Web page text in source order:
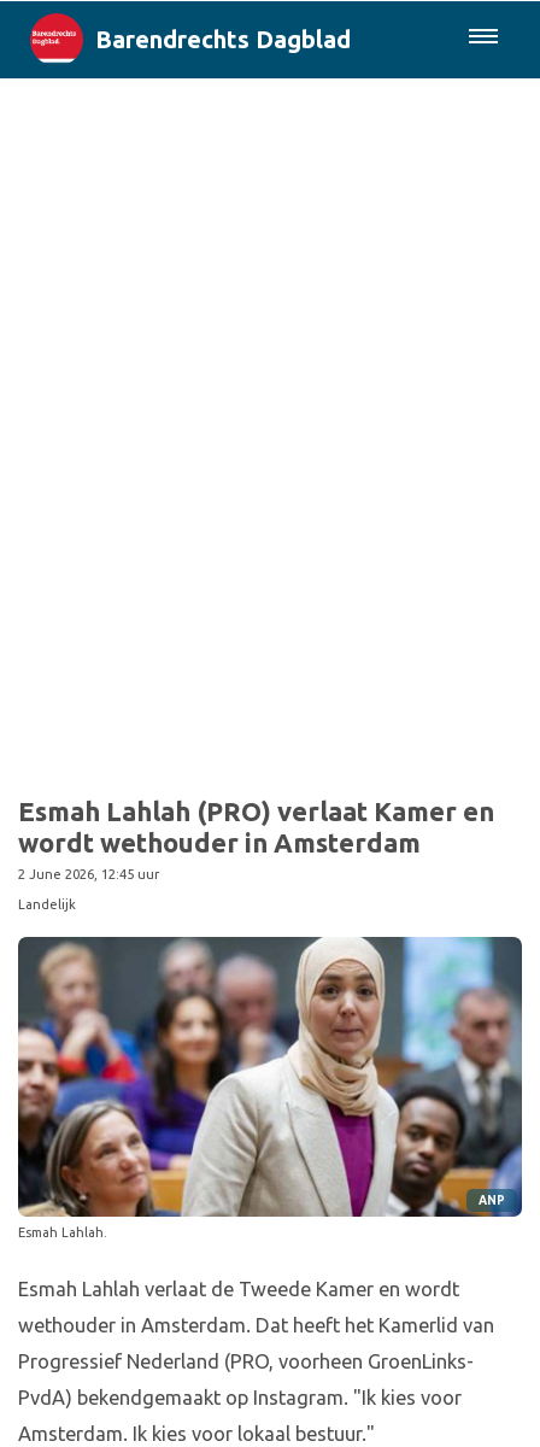
Barendrechts Dagblad
Esmah Lahlah (PRO) verlaat Kamer en
wordt wethouder in Amsterdam
2 June 2026, 12:45 uur
Landelijk
ANP
Esmah Lahlah.
Esmah Lahlah verlaat de Tweede Kamer en wordt
wethouder in Amsterdam. Dat heeft het Kamerlid van
Progressief Nederland (PRO, voorheen GroenLinks-
PvdA) bekendgemaakt op Instagram. "Ik kies voor
Amsterdam. Ik kies voor lokaal bestuur."